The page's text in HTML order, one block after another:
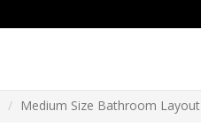
Medium Size Bathroom Layout